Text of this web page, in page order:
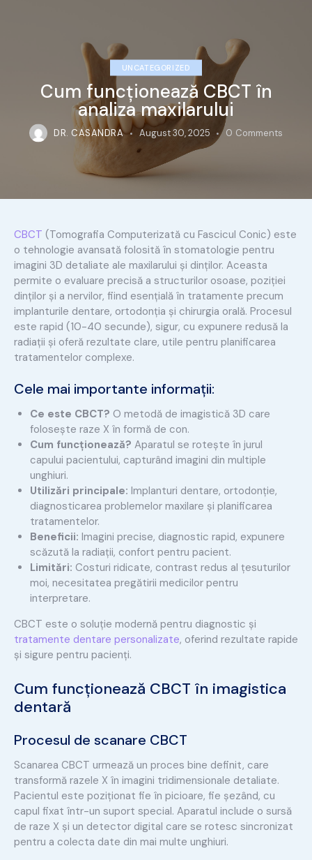
UNCATEGORIZED
Cum funcționează CBCT în
analiza maxilarului
DR. CASANDRA August 30, 2025 0 Comments
CBCT (Tomografia Computerizată cu Fascicul Conic) este
o tehnologie avansată folosită în stomatologie pentru
imagini 3D detaliate ale maxilarului și dinților. Aceasta
permite o evaluare precisă a structurilor osoase, poziției
dinților și a nervilor, fiind esențială în tratamente precum
implanturile dentare, ortodonția și chirurgia orală. Procesul
este rapid (10-40 secunde), sigur, cu expunere redusă la
radiații și oferă rezultate clare, utile pentru planificarea
tratamentelor complexe.
Cele mai importante informații:
Ce este CBCT? O metodă de imagistică 3D care
folosește raze X în formă de con.
Cum funcționează? Aparatul se rotește în jurul
capului pacientului, capturând imagini din multiple
unghiuri.
Utilizări principale: Implanturi dentare, ortodonție,
diagnosticarea problemelor maxilare și planificarea
tratamentelor.
Beneficii: Imagini precise, diagnostic rapid, expunere
scăzută la radiații, confort pentru pacient.
Limitări: Costuri ridicate, contrast redus al țesuturilor
moi, necesitatea pregătirii medicilor pentru
interpretare.
CBCT este o soluție modernă pentru diagnostic și
tratamente dentare personalizate, oferind rezultate rapide
și sigure pentru pacienți.
Cum funcționează CBCT în imagistica
dentară
Procesul de scanare CBCT
Scanarea CBCT urmează un proces bine definit, care
transformă razele X în imagini tridimensionale detaliate.
Pacientul este poziționat fie în picioare, fie șezând, cu
capul fixat într-un suport special. Aparatul include o sursă
de raze X și un detector digital care se rotesc sincronizat
pentru a colecta date din mai multe unghiuri.